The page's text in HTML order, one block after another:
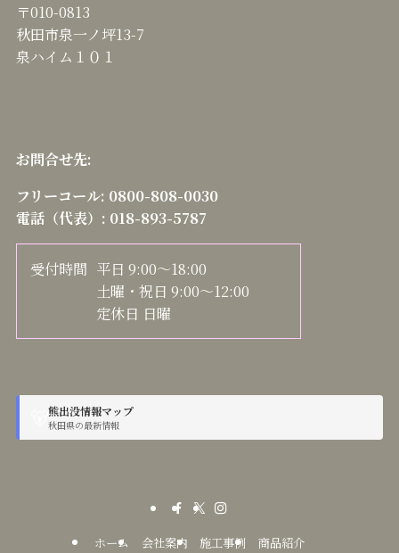
〒010-0813
秋田市泉一ノ坪13-7
泉ハイム１０１
お問合せ先:
フリーコール: 0800-808-0030
電話（代表）: 018-893-5787
受付時間 平日 9:00～18:00
土曜・祝日 9:00～12:00
定休日 日曜
熊出没情報マップ
秋田県の最新情報
ホーム 会社案内 施工事例 商品紹介